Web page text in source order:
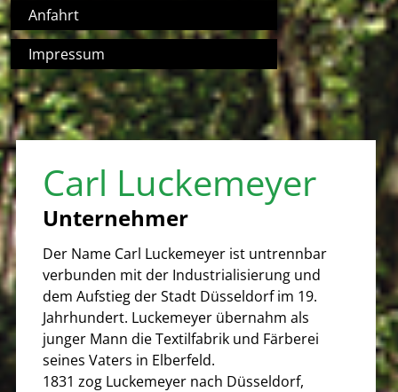
Anfahrt
Impressum
Carl Luckemeyer
Unternehmer
Der Name Carl Luckemeyer ist untrennbar
verbunden mit der Industrialisierung und
dem Aufstieg der Stadt Düsseldorf im 19.
Jahrhundert. Luckemeyer übernahm als
junger Mann die Textilfabrik und Färberei
seines Vaters in Elberfeld.
1831 zog Luckemeyer nach Düsseldorf,